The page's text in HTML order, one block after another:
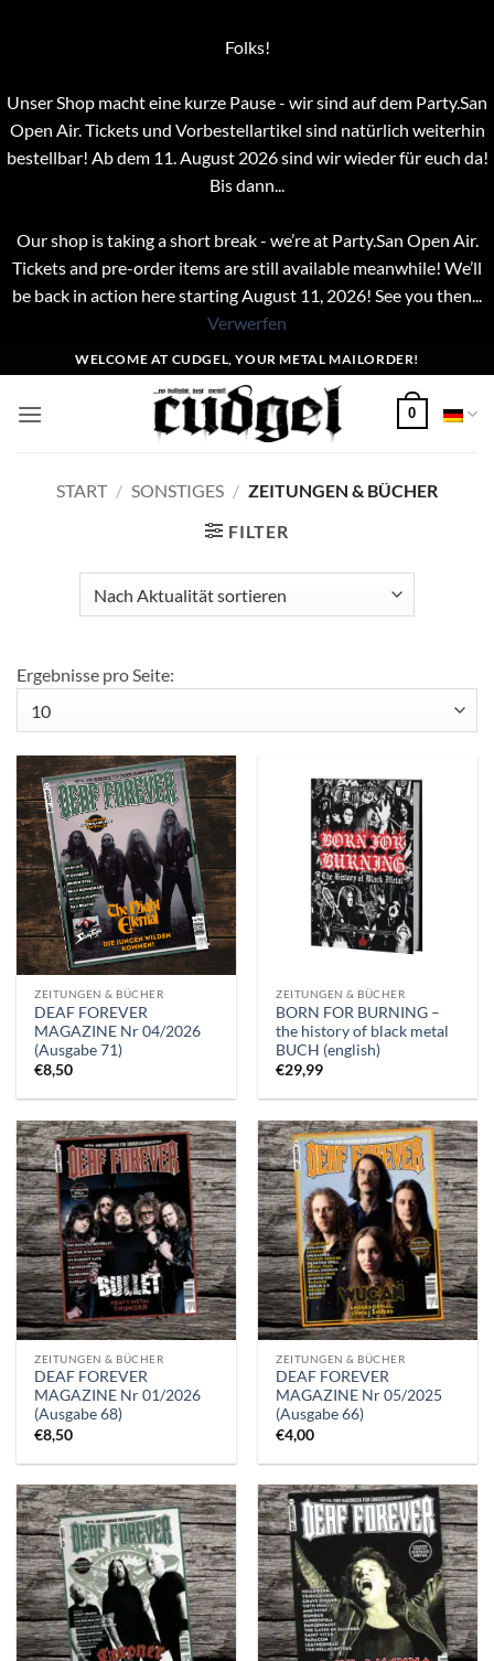
Folks!
Unser Shop macht eine kurze Pause - wir sind auf dem Party.San
Open Air. Tickets und Vorbestellartikel sind natürlich weiterhin
bestellbar! Ab dem 11. August 2026 sind wir wieder für euch da!
Bis dann...
Our shop is taking a short break - we’re at Party.San Open Air.
Tickets and pre-order items are still available meanwhile! We’ll
be back in action here starting August 11, 2026! See you then...
Verwerfen
Inhalt
springen
WELCOME AT CUDGEL, YOUR METAL MAILORDER!
0
START / SONSTIGES / ZEITUNGEN & BÜCHER
FILTER
Ergebnisse pro Seite:
ZEITUNGEN & BÜCHER
DEAF FOREVER
MAGAZINE Nr 04/2026
(Ausgabe 71)
€8,50
ZEITUNGEN & BÜCHER
BORN FOR BURNING –
the history of black metal
BUCH (english)
€29,99
ZEITUNGEN & BÜCHER
DEAF FOREVER
MAGAZINE Nr 01/2026
(Ausgabe 68)
€8,50
ZEITUNGEN & BÜCHER
DEAF FOREVER
MAGAZINE Nr 05/2025
(Ausgabe 66)
€4,00